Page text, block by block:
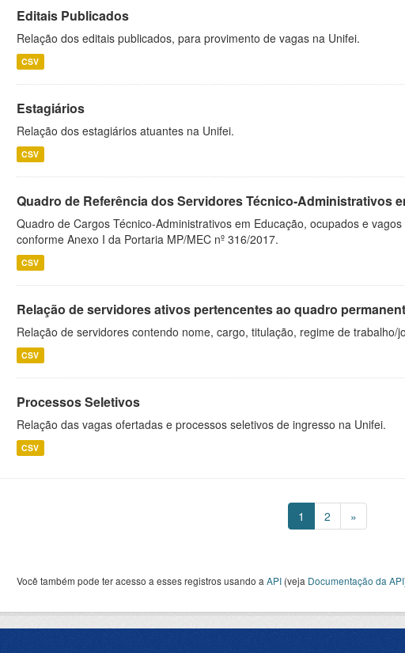
Editais Publicados
Relação dos editais publicados, para provimento de vagas na Unifei.
CSV
Estagiários
Relação dos estagiários atuantes na Unifei.
CSV
Quadro de Referência dos Servidores Técnico-Administrativos
Quadro de Cargos Técnico-Administrativos em Educação, ocupados e vagos
conforme Anexo I da Portaria MP/MEC nº 316/2017.
CSV
Relação de servidores ativos pertencentes ao quadro
Relação de servidores contendo nome, cargo, titulação, regime de trabalho/
CSV
Processos Seletivos
Relação das vagas ofertadas e processos seletivos de ingresso na Unifei.
CSV
1 2 »
Você também pode ter acesso a esses registros usando a API (veja Documentação da API